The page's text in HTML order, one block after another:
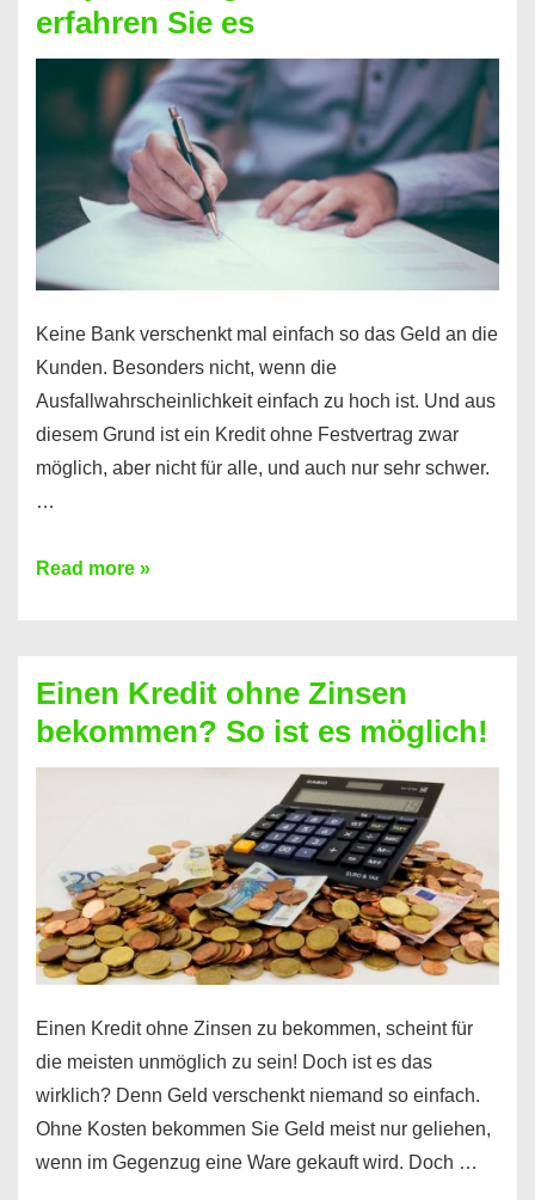
nicht
nur
für
Handy
möglich!
erfahren Sie es
Keine Bank verschenkt mal einfach so das Geld an die
Kunden. Besonders nicht, wenn die
Ausfallwahrscheinlichkeit einfach zu hoch ist. Und aus
diesem Grund ist ein Kredit ohne Festvertrag zwar
möglich, aber nicht für alle, und auch nur sehr schwer.
…
Ist
Festvertrag
für
jeden
erfahren
Sie
es
Read more »
Einen Kredit ohne Zinsen
bekommen? So ist es möglich!
Einen Kredit ohne Zinsen zu bekommen, scheint für
die meisten unmöglich zu sein! Doch ist es das
wirklich? Denn Geld verschenkt niemand so einfach.
Ohne Kosten bekommen Sie Geld meist nur geliehen,
wenn im Gegenzug eine Ware gekauft wird. Doch …